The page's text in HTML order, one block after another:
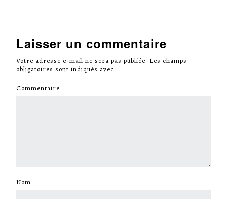
Laisser un commentaire
Votre adresse e-mail ne sera pas publiée. Les champs
obligatoires sont indiqués avec
Commentaire
Nom